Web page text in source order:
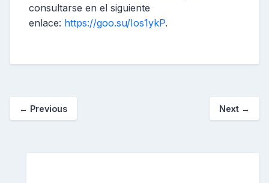
consultarse en el siguiente
enlace: https://goo.su/Ios1ykP.
← Previous Next →